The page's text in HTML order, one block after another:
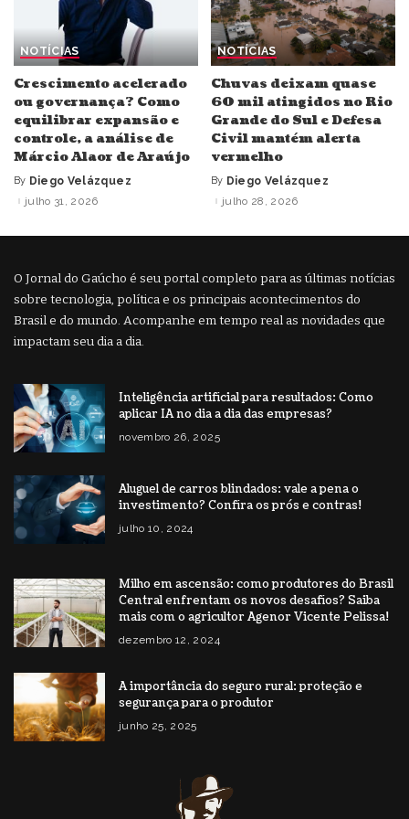
NOTÍCIAS
Crescimento acelerado
ou governança? Como
equilibrar expansão e
controle, a análise de
Márcio Alaor de Araújo
Posted
by
By Diego Velázquez
julho 31, 2026
NOTÍCIAS
Chuvas deixam quase
60 mil atingidos no Rio
Grande do Sul e Defesa
Civil mantém alerta
vermelho
Posted
by
By Diego Velázquez
julho 28, 2026
O Jornal do Gaúcho é seu portal completo para as últimas notícias
sobre tecnologia, política e os principais acontecimentos do
Brasil e do mundo. Acompanhe em tempo real as novidades que
impactam seu dia a dia.
Inteligência artificial para resultados: Como
aplicar IA no dia a dia das empresas?
novembro 26, 2025
Aluguel de carros blindados: vale a pena o
investimento? Confira os prós e contras!
julho 10, 2024
Milho em ascensão: como produtores do Brasil
Central enfrentam os novos desafios? Saiba
mais com o agricultor Agenor Vicente Pelissa!
dezembro 12, 2024
A importância do seguro rural: proteção e
segurança para o produtor
junho 25, 2025